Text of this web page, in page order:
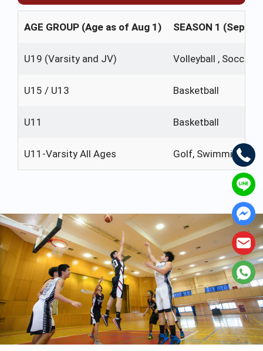
AGE GROUP (Age as of Aug 1) SEASON 1 (Sept -
U19 (Varsity and JV) Volleyball , Soccer
U15 / U13 Basketball
U11 Basketball
U11-Varsity All Ages Golf, Swimming